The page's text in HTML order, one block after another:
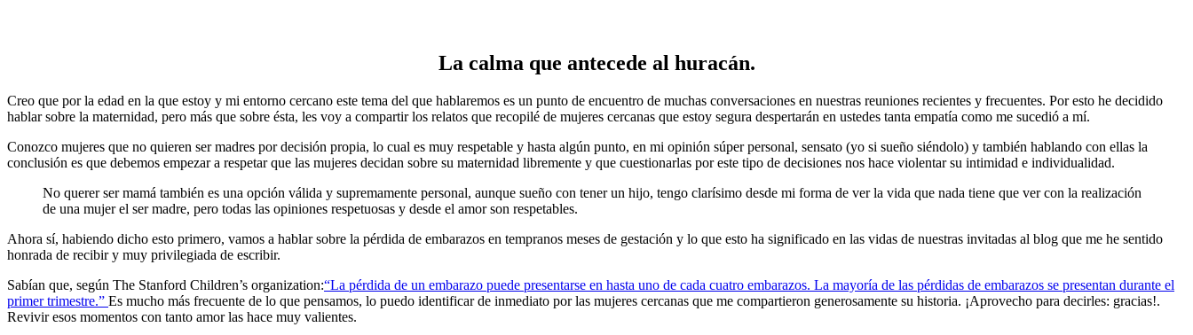
La calma que antecede al huracán.
Creo que por la edad en la que estoy y mi entorno cercano este tema del que hablaremos es un punto de encuentro de muchas conversaciones en nuestras reuniones recientes y frecuentes. Por esto he decidido
hablar sobre la maternidad, pero más que sobre ésta, les voy a compartir los relatos que recopilé de mujeres cercanas que estoy segura despertarán en ustedes tanta empatía como me sucedió a mí.
Conozco mujeres que no quieren ser madres por decisión propia, lo cual es muy respetable y hasta algún punto, en mi opinión súper personal, sensato (yo si sueño siéndolo) y también hablando con ellas la
conclusión es que debemos empezar a respetar que las mujeres decidan sobre su maternidad libremente y que cuestionarlas por este tipo de decisiones nos hace violentar su intimidad e individualidad.
No querer ser mamá también es una opción válida y supremamente personal, aunque sueño con tener un hijo, tengo clarísimo desde mi forma de ver la vida que nada tiene que ver con la realización
de una mujer el ser madre, pero todas las opiniones respetuosas y desde el amor son respetables.
Ahora sí, habiendo dicho esto primero, vamos a hablar sobre la pérdida de embarazos en tempranos meses de gestación y lo que esto ha significado en las vidas de nuestras invitadas al blog que me he sentido
honrada de recibir y muy privilegiada de escribir.
Sabían que, según The Stanford Children’s organization:“La pérdida de un embarazo puede presentarse en hasta uno de cada cuatro embarazos. La mayoría de las pérdidas de embarazos se presentan durante el
primer trimestre.” Es mucho más frecuente de lo que pensamos, lo puedo identificar de inmediato por las mujeres cercanas que me compartieron generosamente su historia. ¡Aprovecho para decirles: gracias!.
Revivir esos momentos con tanto amor las hace muy valientes.